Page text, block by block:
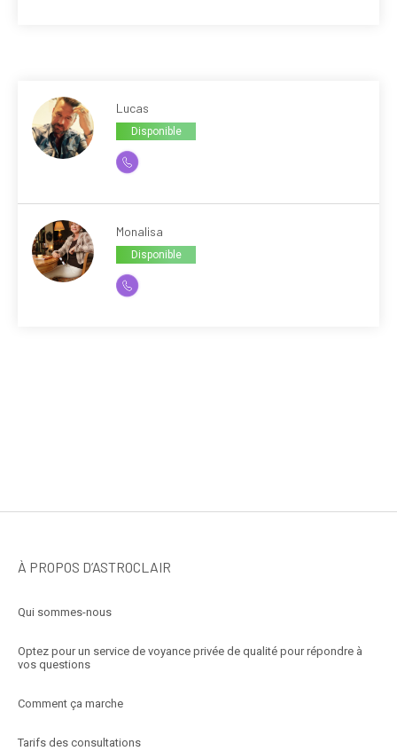
Lucas
Disponible
Monalisa
Disponible
À PROPOS D’ASTROCLAIR
Qui sommes-nous
Optez pour un service de voyance privée de qualité pour répondre à
vos questions
Comment ça marche
Tarifs des consultations